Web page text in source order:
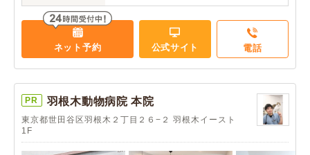
ネット予約 公式サイト 電話
PR 羽根木動物病院 本院
東京都世田谷区羽根木２丁目２６−２ 羽根木イースト
1F